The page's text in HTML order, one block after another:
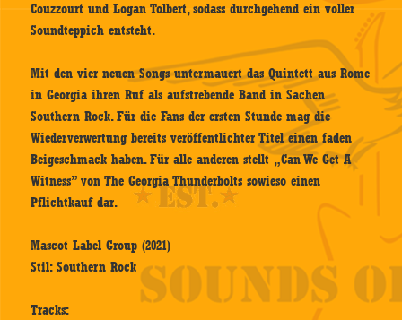
Couzzourt und Logan Tolbert, sodass durchgehend ein voller
Soundteppich entsteht.
Mit den vier neuen Songs untermauert das Quintett aus Rome
in Georgia ihren Ruf als aufstrebende Band in Sachen
Southern Rock. Für die Fans der ersten Stunde mag die
Wiederverwertung bereits veröffentlichter Titel einen faden
Beigeschmack haben. Für alle anderen stellt „Can We Get A
Witness” von The Georgia Thunderbolts sowieso einen
Pflichtkauf dar.
Mascot Label Group (2021)
Stil: Southern Rock
Tracks: